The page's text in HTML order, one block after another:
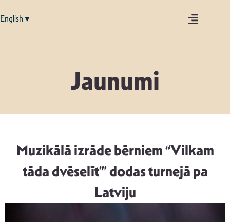
English▼
Jaunumi
Muzikālā izrāde bērniem “Vilkam
tāda dvēselīt’” dodas turnejā pa
Latviju